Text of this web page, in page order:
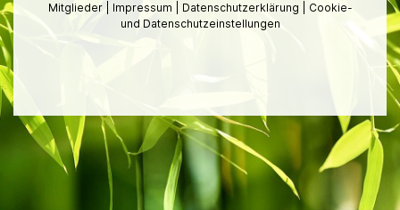
Mitglieder Impressum Datenschutzerklärung
Cookie-
und Datenschutzeinstellungen